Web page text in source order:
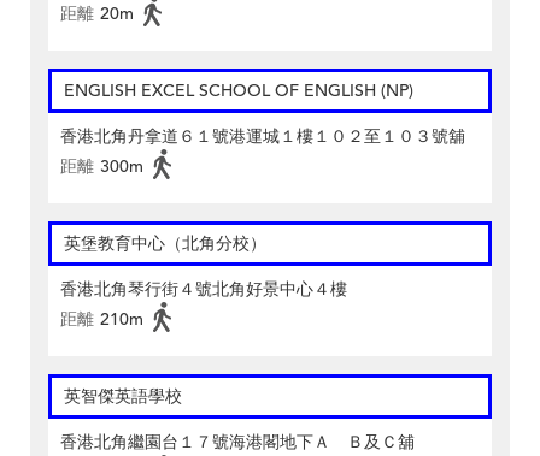
距離 20m
ENGLISH EXCEL SCHOOL OF ENGLISH (NP)
香港北角丹拿道６１號港運城１樓１０２至１０３號舖
距離 300m
英堡教育中心（北角分校）
香港北角琴行街４號北角好景中心４樓
距離 210m
英智傑英語學校
香港北角繼園台１７號海港閣地下Ａ Ｂ及Ｃ舖